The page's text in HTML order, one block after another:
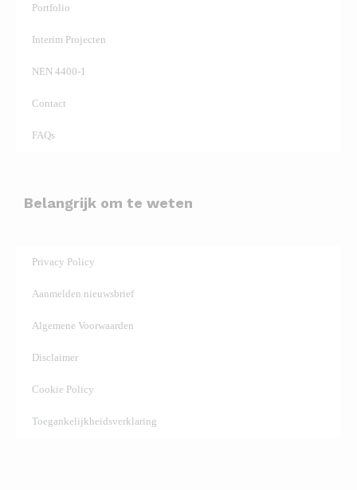
Portfolio
Interim Projecten
NEN 4400-1
Contact
FAQs
Belangrijk om te weten
Privacy Policy
Aanmelden nieuwsbrief
Algemene Voorwaarden
Disclaimer
Cookie Policy
Toegankelijkheidsverklaring